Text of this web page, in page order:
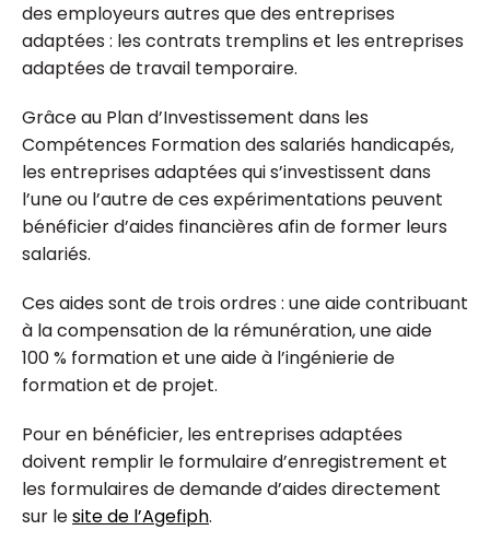
des employeurs autres que des entreprises
adaptées : les contrats tremplins et les entreprises
adaptées de travail temporaire.
Grâce au Plan d’Investissement dans les
Compétences Formation des salariés handicapés,
les entreprises adaptées qui s’investissent dans
l’une ou l’autre de ces expérimentations peuvent
bénéficier d’aides financières afin de former leurs
salariés.
Ces aides sont de trois ordres : une aide contribuant
à la compensation de la rémunération, une aide
100 % formation et une aide à l’ingénierie de
formation et de projet.
Pour en bénéficier, les entreprises adaptées
doivent remplir le formulaire d’enregistrement et
les formulaires de demande d’aides directement
sur lesite de l’Agefiph.